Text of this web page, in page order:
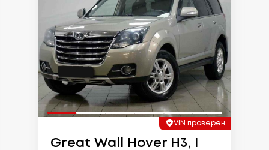
VIN проверен
Great Wall Hover H3, I